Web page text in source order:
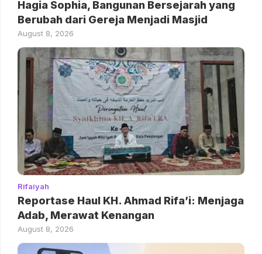
Hagia Sophia, Bangunan Bersejarah yang
Berubah dari Gereja Menjadi Masjid
August 8, 2026
Rifaiyah
Reportase Haul KH. Ahmad Rifa’i: Menjaga
Adab, Merawat Kenangan
August 8, 2026